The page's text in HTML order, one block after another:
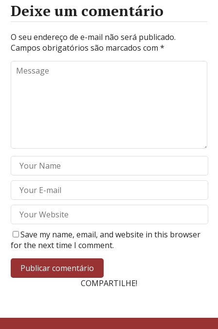
Deixe um comentário
O seu endereço de e-mail não será publicado.
Campos obrigatórios são marcados com*
Save my name, email, and website in this browser
for the next time I comment.
COMPARTILHE!